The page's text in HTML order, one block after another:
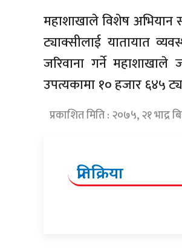
महाशाखाले विशेष अभियान
ट्याक्सीलाई यातायात
जरिवाना गर्ने
उपत्यकामा १० हजार ६४५
प्रकाशित मिति : २०७५, २१ भाद्र
प्रतिक्रिया